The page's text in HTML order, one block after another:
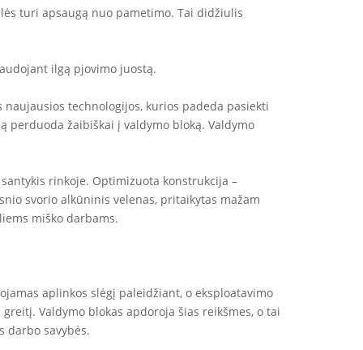
turi apsaugą nuo pametimo. Tai didžiulis
ilgą pjovimo juostą.
technologijos, kurios padeda pasiekti
perduoda žaibiškai į valdymo bloką. Valdymo
rinkoje. Optimizuota konstrukcija –
svorio alkūninis velenas, pritaikytas mažam
miško darbams.
aplinkos slėgį paleidžiant, o eksploatavimo
Valdymo blokas apdoroja šias reikšmes, o tai
darbo savybės.